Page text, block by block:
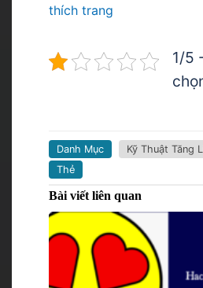
thích trang
1/5
Danh Mục
Kỹ Thuật Tăng
Thẻ
Bài viết liên quan